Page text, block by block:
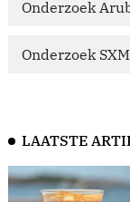
Onderzoek
Onderzoek
LAATSTE